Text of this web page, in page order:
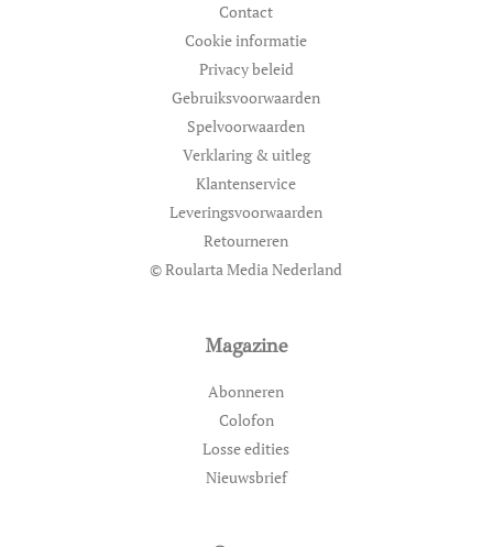
Contact
Cookie informatie
Privacy beleid
Gebruiksvoorwaarden
Spelvoorwaarden
Verklaring & uitleg
Klantenservice
Leveringsvoorwaarden
Retourneren
© Roularta Media Nederland
Magazine
Abonneren
Colofon
Losse edities
Nieuwsbrief